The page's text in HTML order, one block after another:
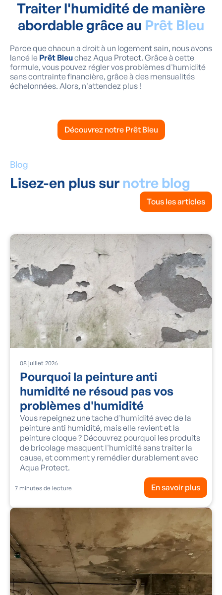
Traiter l'humidité de manière
abordable grâce au Prêt Bleu
Parce que chacun a droit à un logement sain, nous avons
lancé le Prêt Bleuchez Aqua Protect. Grâce à cette
formule, vous pouvez régler vos problèmes d'humidité
sans contrainte financière, grâce à des mensualités
échelonnées. Alors, n'attendez plus !
Découvrez notre Prêt Bleu
Blog
Lisez-en plus surnotre blog
Tous les articles
08 juillet 2026
Pourquoi la peinture anti
humidité ne résoud pas vos
problèmes d'humidité
Vous repeignez une tache d'humidité avec de la
peinture anti humidité, mais elle revient et la
peinture cloque ? Découvrez pourquoi les produits
de bricolage masquent l'humidité sans traiter la
cause, et comment y remédier durablement avec
Aqua Protect.
7 minutes de lecture En savoir plus